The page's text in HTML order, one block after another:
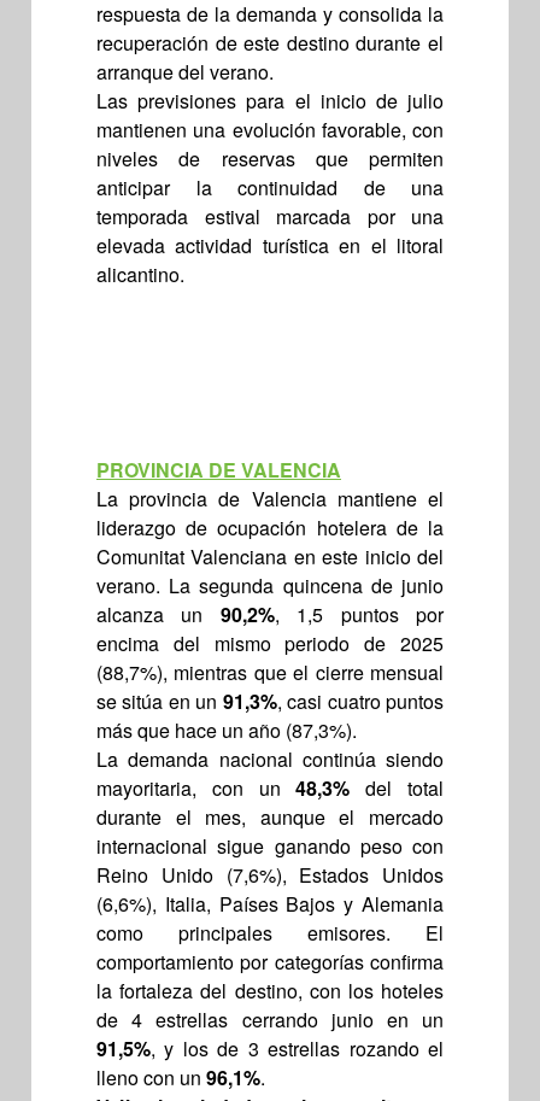
respuesta de la demanda y consolida la
recuperación de este destino durante el
arranque del verano.
Las previsiones para el inicio de julio
mantienen una evolución favorable, con
niveles de reservas que permiten
anticipar la continuidad de una
temporada estival marcada por una
elevada actividad turística en el litoral
alicantino.
PROVINCIA DE VALENCIA
La provincia de Valencia mantiene el
liderazgo de ocupación hotelera de la
Comunitat Valenciana en este inicio del
verano. La segunda quincena de junio
alcanza un 90,2%, 1,5 puntos por
encima del mismo periodo de 2025
(88,7%), mientras que el cierre mensual
se sitúa en un 91,3%, casi cuatro puntos
más que hace un año (87,3%).
La demanda nacional continúa siendo
mayoritaria, con un48,3% del total
durante el mes, aunque el mercado
internacional sigue ganando peso con
Reino Unido (7,6%), Estados Unidos
(6,6%), Italia, Países Bajos y Alemania
como principales emisores. El
comportamiento por categorías confirma
la fortaleza del destino, con los hoteles
de 4 estrellas cerrando junio en un
91,5%, y los de 3 estrellas rozando el
lleno con un 96,1%.